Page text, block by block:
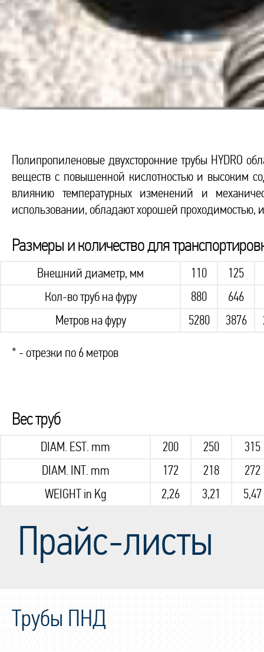
Полипропиленовые двухсторонние трубы HYDRO
веществ с повышенной кислотностью и высоким
влиянию температурных изменений и
использовании, обладают хорошей проходимостью,
Размеры и количество для
Внешний диаметр, мм 110
125
Кол-во труб на фуру
880
646
Метров на фуру
5280 3876
* - отрезки по 6 метров
Вес труб
DIAM. EST. mm 200 250
315
DIAM. INT. mm
172 218
272
WEIGHT in Kg
2,26 3,21 5,47
Прайс-листы
Трубы ПНД